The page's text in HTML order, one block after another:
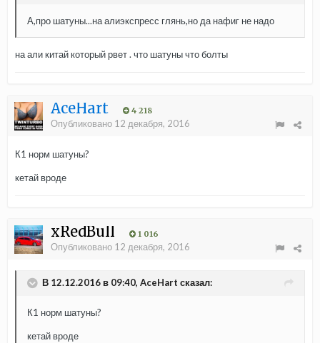
А,про шатуны...на алиэкспресс глянь,но да нафиг не надо
на али китай который рвет . что шатуны что болты
AceHart 4 218
Опубликовано 12 декабря, 2016
К1 норм шатуны?
кетай вроде
xRedBull 1 016
Опубликовано 12 декабря, 2016
В 12.12.2016 в 09:40, AceHart сказал:
К1 норм шатуны?
кетай вроде